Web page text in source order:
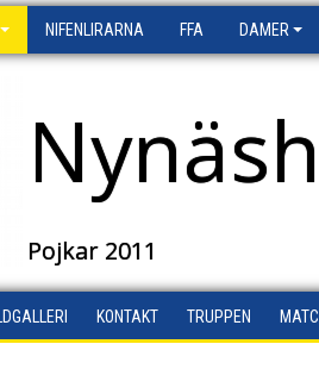
NIFENLIRARNA FFA DAMER
Pojkar 2011
KONTAKT TRUPPEN